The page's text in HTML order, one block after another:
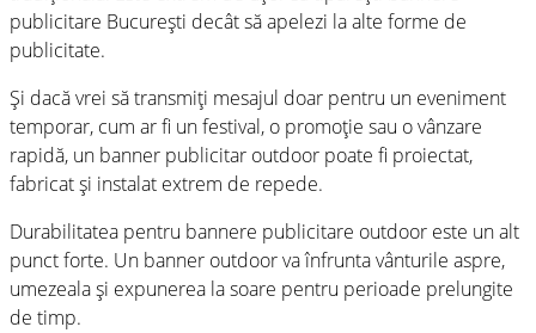
publicitare București decât să apelezi la alte forme de
publicitate.
Și dacă vrei să transmiți mesajul doar pentru un eveniment
temporar, cum ar fi un festival, o promoție sau o vânzare
rapidă, un banner publicitar outdoor poate fi proiectat,
fabricat și instalat extrem de repede.
Durabilitatea pentru bannere publicitare outdoor este un alt
punct forte. Un banner outdoor va înfrunta vânturile aspre,
umezeala și expunerea la soare pentru perioade prelungite
de timp.